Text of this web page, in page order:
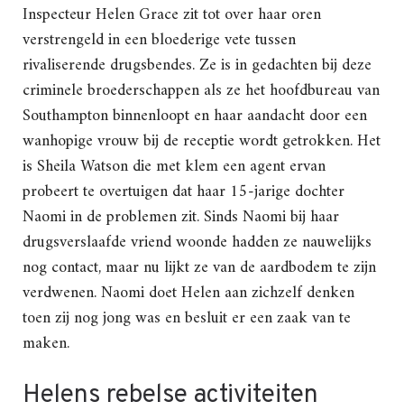
Inspecteur Helen Grace zit tot over haar oren
verstrengeld in een bloederige vete tussen
rivaliserende drugsbendes. Ze is in gedachten bij deze
criminele broederschappen als ze het hoofdbureau van
Southampton binnenloopt en haar aandacht door een
wanhopige vrouw bij de receptie wordt getrokken. Het
is Sheila Watson die met klem een agent ervan
probeert te overtuigen dat haar 15-jarige dochter
Naomi in de problemen zit. Sinds Naomi bij haar
drugsverslaafde vriend woonde hadden ze nauwelijks
nog contact, maar nu lijkt ze van de aardbodem te zijn
verdwenen. Naomi doet Helen aan zichzelf denken
toen zij nog jong was en besluit er een zaak van te
maken.
Helens rebelse activiteiten